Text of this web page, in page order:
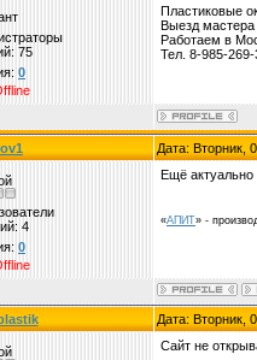
75
0
Пластиковые
Выезд мастера
Работаем в
Тел. 8-985-
Дата: Вторник,
4
0
Ещё актуально
«АПИТ» -
Дата: Вторник,
Сайт не